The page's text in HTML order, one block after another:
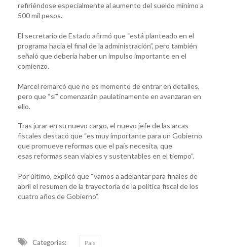
refiriéndose especialmente al aumento del sueldo mínimo a
500 mil pesos.
El secretario de Estado afirmó que “está planteado en el
programa hacia el final de la administración”, pero también
señaló que debería haber un impulso importante en el
comienzo.
Marcel remarcó que no es momento de entrar en detalles,
pero que “sí” comenzarán paulatinamente en avanzaran en
ello.
Tras jurar en su nuevo cargo, el nuevo jefe de las arcas
fiscales destacó que “es muy importante para un Gobierno
que promueve reformas que el país necesita, que
esas reformas sean viables y sustentables en el tiempo”.
Por último, explicó que “vamos a adelantar para finales de
abril el resumen de la trayectoria de la política fiscal de los
cuatro años de Gobierno”.
Categorias: País